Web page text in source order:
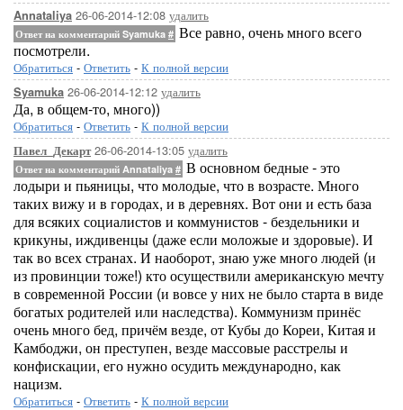
Annataliya 26-06-2014-12:08 удалить
Ответ на комментарий Syamuka # Все равно, очень много всего
посмотрели.
Обратиться - Ответить - К полной версии
Syamuka 26-06-2014-12:12 удалить
Да, в общем-то, много))
Обратиться - Ответить - К полной версии
Павел_Декарт26-06-2014-13:05 удалить
Ответ на комментарий Annataliya # В основном бедные - это
лодыри и пьяницы, что молодые, что в возрасте. Много
таких вижу и в городах, и в деревнях. Вот они и есть база
для всяких социалистов и коммунистов - бездельники и
крикуны, иждивенцы (даже если моложые и здоровые). И
так во всех странах. И наоборот, знаю уже много людей (и
из провинции тоже!) кто осуществили американскую мечту
в современной России (и вовсе у них не было старта в виде
богатых родителей или наследства). Коммунизм принёс
очень много бед, причём везде, от Кубы до Кореи, Китая и
Камбоджи, он преступен, везде массовые расстрелы и
конфискации, его нужно осудить международно, как
нацизм.
Обратиться - Ответить - К полной версии